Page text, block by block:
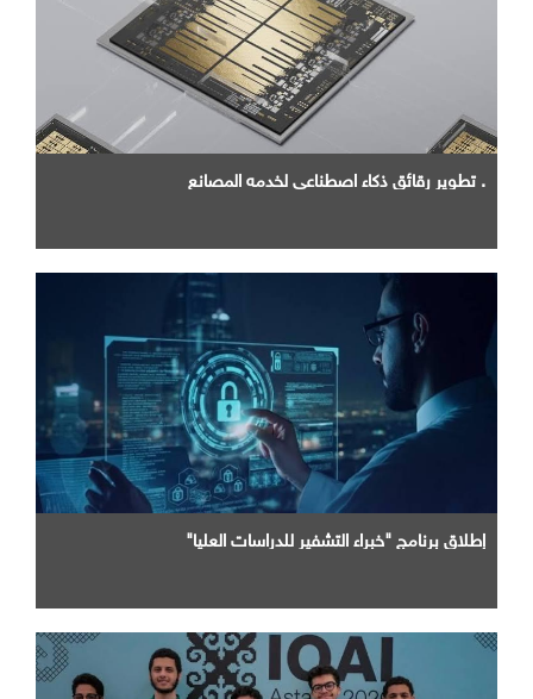
. تطوير رقائق ذكاء اصطناعي لخدمه المصانع
إطلاق برنامج "خبراء التشفير للدراسات العليا"